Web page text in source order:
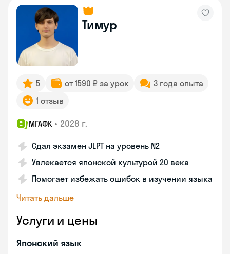
Тимур
5 от 1590 ₽ за урок
3 года опыта
1 отзыв
МГАФК • 2028 г.
Сдал экзамен JLPT на уровень N2
Увлекается японской культурой 20 века
Помогает избежать ошибок в изучении языка
Читать дальше
Услуги и цены
Японский язык